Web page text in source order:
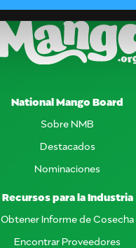
National Mango Board
Sobre NMB
Destacados
Nominaciones
Recursos para la Industria
Obtener Informe de Cosecha
Encontrar Proveedores